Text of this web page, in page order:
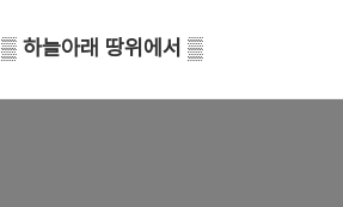
▒ 하늘아래 땅위에서 ▒